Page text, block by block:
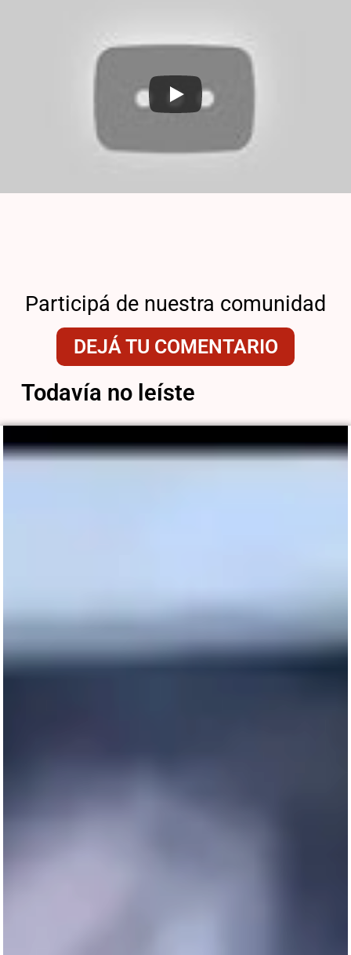
Participá de nuestra comunidad
DEJÁ TU COMENTARIO
Todavía no leíste